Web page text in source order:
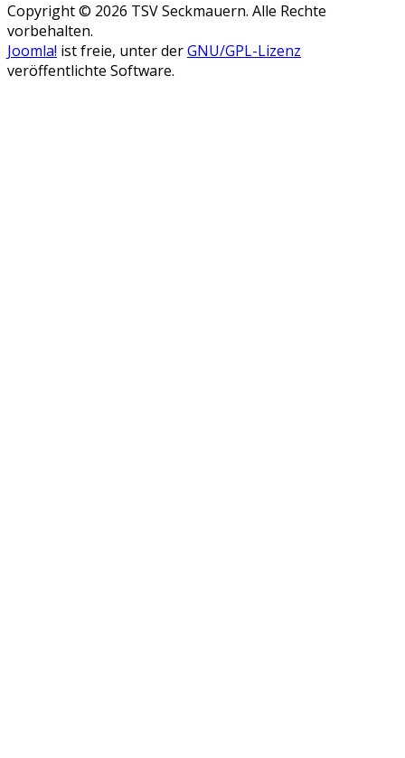
Copyright © 2026 TSV Seckmauern. Alle Rechte
vorbehalten.
Joomla! ist freie, unter derGNU/GPL-Lizenz
veröffentlichte Software.